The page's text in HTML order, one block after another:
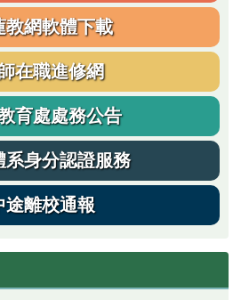
教網軟體下載
在職進修網
育處處務公告
系身分認證服務
途離校通報